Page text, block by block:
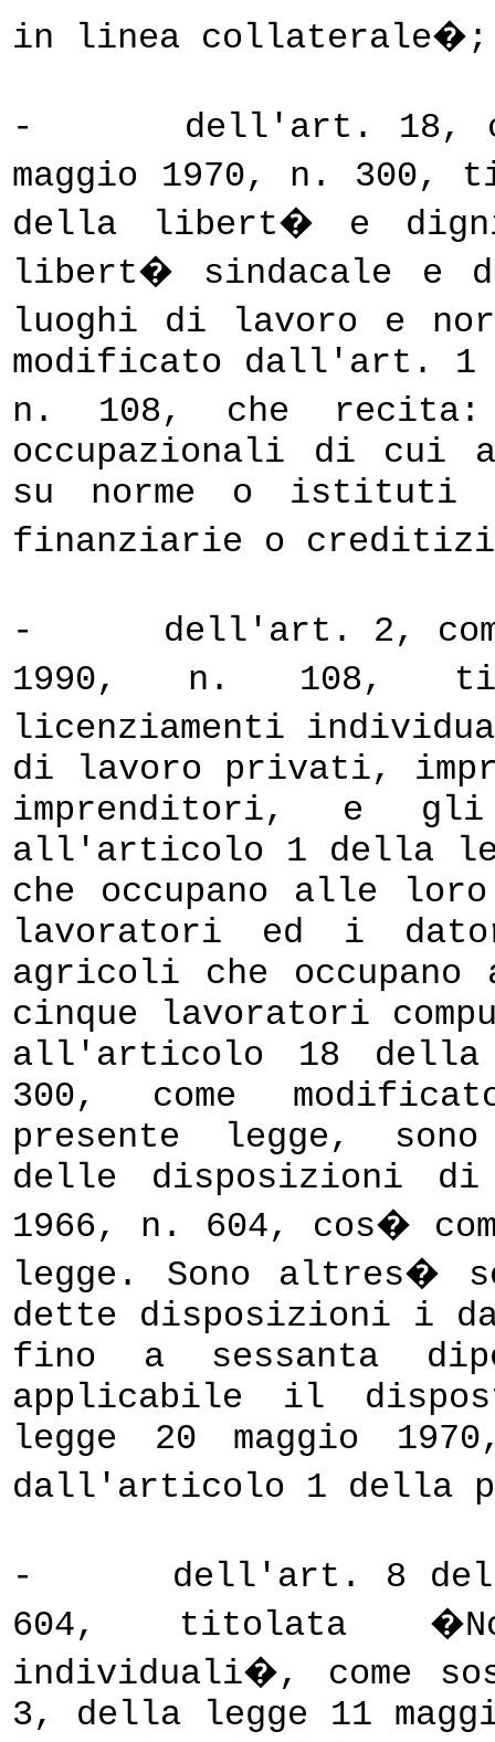
in linea collaterale�;
-
dell'art. 18,
maggio 1970, n. 300,
della libert� e
libert� sindacale e
luoghi di lavoro e
modificato dall'art. 1
n. 108, che
occupazionali di cui
su norme o istituti
finanziarie o
-
dell'art. 2,
1990, n. 108,
licenziamenti
di lavoro privati,
imprenditori, e
all'articolo 1 della
che occupano alle
lavoratori ed i
agricoli che
cinque lavoratori
all'articolo 18 della
300, come
presente legge,
delle disposizioni
1966, n. 604, cos�
legge. Sono altres�
dette disposizioni i
fino a sessanta
applicabile il
legge 20 maggio
dall'articolo 1 della
-
dell'art. 8
604, titolata
individuali�, come
3, della legge 11